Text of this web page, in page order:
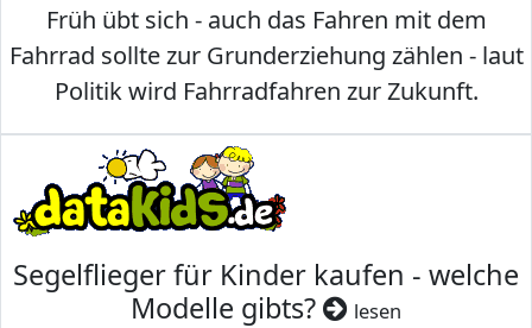
Früh übt sich - auch das Fahren mit dem
Fahrrad sollte zur Grunderziehung zählen - laut
Politik wird Fahrradfahren zur Zukunft.
Segelflieger für Kinder kaufen - welche
Modelle gibts?
lesen